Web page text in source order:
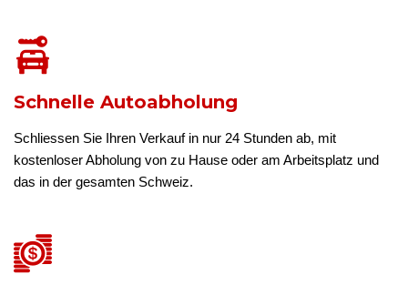
Schnelle Autoabholung
Schliessen Sie Ihren Verkauf in nur 24 Stunden ab, mit
kostenloser Abholung von zu Hause oder am Arbeitsplatz und
das in der gesamten Schweiz.